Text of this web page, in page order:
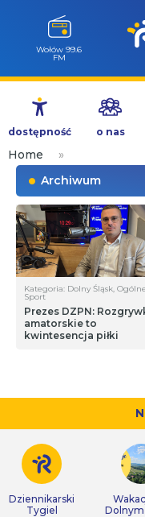
Przejdź
treści
Wołów 99.6
FM
dostępność o nas
Home
»
Archiwum
Kategoria: Dolny Śląsk,
Sport
Prezes DZPN:
amatorskie to
kwintesencja piłki
Dziennikarski
Tygiel
Dolnym